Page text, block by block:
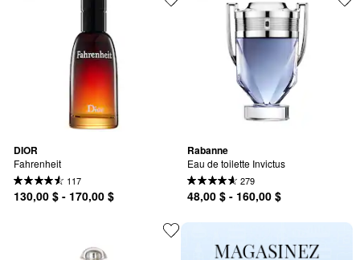
DIOR
Fahrenheit
117
130,00 $ - 170,00 $
Rabanne
Eau de toilette Invictus
279
48,00 $ - 160,00 $